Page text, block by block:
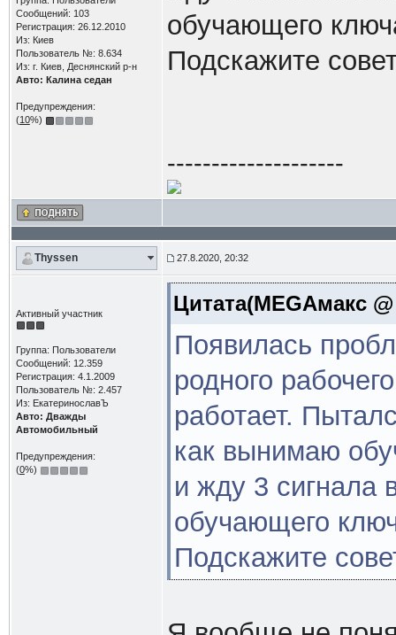
Сообщений: 103
Регистрация: 26.12.2010
Из: Киев
Пользователь №: 8.634
Из: г. Киев, Деснянский р-н
Авто: Калина седан
Предупреждения:
(10%)
обучающего
Подскажите
--------------------
Thyssen 27.8.2020, 20:32
Активный участник
Группа: Пользователи
Сообщений: 12.359
Регистрация: 4.1.2009
Пользователь №: 2.457
Из: ЕкатеринославЪ
Авто: Дважды
Автомобильный
Предупреждения:
(0%)
Цитата(MEGAмакс
Появилась
родного
работает.
как вынимаю
и жду 3 сигнала
обучающего
Подскажите